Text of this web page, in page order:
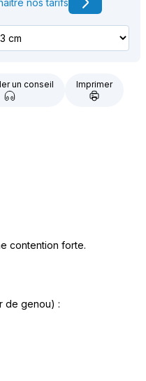
nos tarifs
un conseil Imprimer
contention forte.
de genou) :